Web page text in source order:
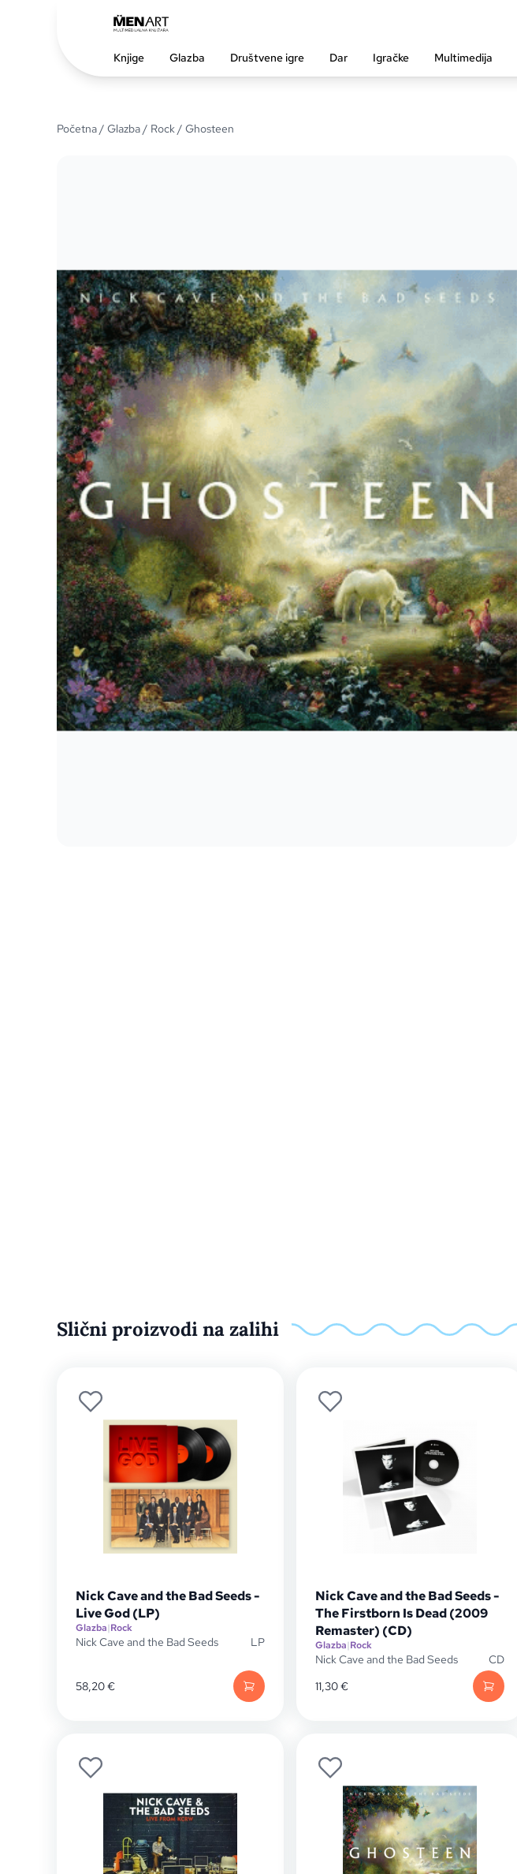
Knjige Glazba Društvene igre Dar Igračke Multimedija
Početna/ Glazba/ Rock/ Ghosteen
Slični proizvodi na zalihi
Nick Cave and the Bad Seeds -
Live God (LP)
Glazba|Rock
Nick Cave and the Bad Seeds LP
58,20€
Nick Cave and the Bad Seeds -
The Firstborn Is Dead (2009
Remaster) (CD)
Glazba|Rock
Nick Cave and the Bad Seeds
CD
11,30€